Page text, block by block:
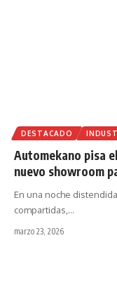
DESTACADO
Automekano pisa
nuevo showroom
En una noche
compartidas, …
marzo 23, 2026